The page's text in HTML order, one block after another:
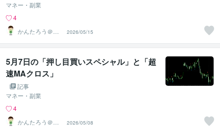
マネー・副業
4
かんたろう＠か
んたんFX
2026/05/15
5月7日の「押し目買いスペシャル」と「超
速MAクロス」
記事
マネー・副業
4
かんたろう＠か
2026/05/08